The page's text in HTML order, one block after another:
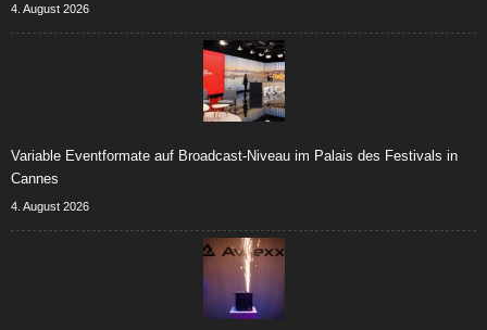
4. August 2026
Variable Eventformate auf Broadcast-Niveau im Palais des Festivals in
Cannes
4. August 2026